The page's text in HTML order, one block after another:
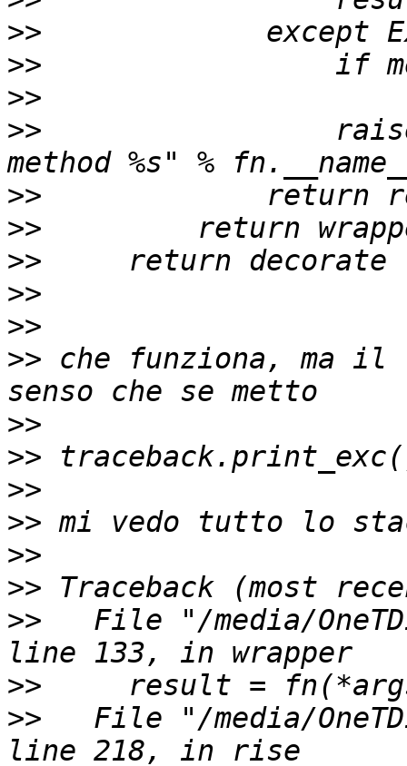
>>
>>
>>
>> raise
>>
>>
>>
>>
>>
>> che funziona, ma
>>
>>
>>
>>
>>
>>
>> File "/media/
>>
>> File "/media/